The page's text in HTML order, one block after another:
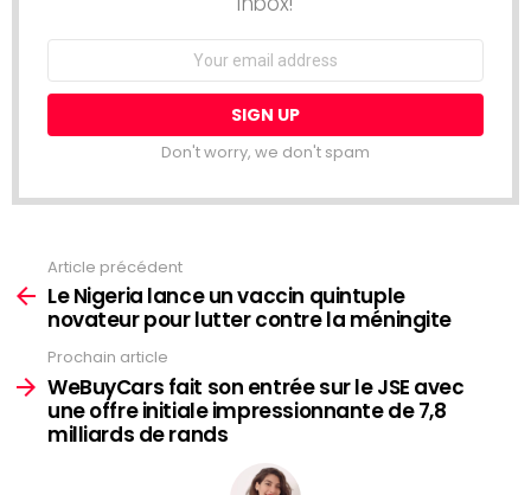
Email
Don't worry, we don't spam
plus
Article précédent
Le Nigeria lance un vaccin quintuple
novateur pour lutter contre la méningite
Prochain article
WeBuyCars fait son entrée sur le JSE avec
une offre initiale impressionnante de 7,8
milliards de rands